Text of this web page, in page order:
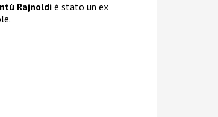
Rajnoldiè stato un ex